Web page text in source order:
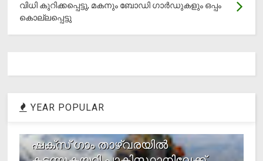
വിധി കുറിക്കപ്പെട്ടു, മകനും ബോഡി ഗാര്‍ഡുകളും ഒപ്പം
കൊല്ലപ്പെട്ടു
YEAR POPULAR
ഷക്സ് ​ഗാം താഴ്‌വരയിൽ